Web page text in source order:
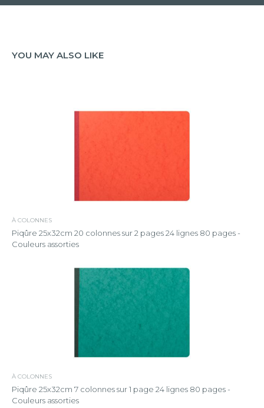
YOU MAY ALSO LIKE
À COLONNES
Piqûre 25x32cm 20 colonnes sur 2 pages 24 lignes 80 pages -
Couleurs assorties
À COLONNES
Piqûre 25x32cm 7 colonnes sur 1 page 24 lignes 80 pages -
Couleurs assorties